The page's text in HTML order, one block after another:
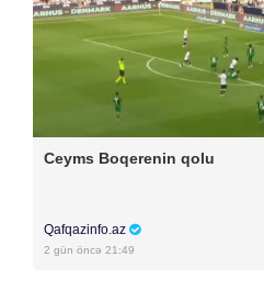
Ceyms Boqerenin qolu
Qafqazinfo.az
2 gün öncə 21:49